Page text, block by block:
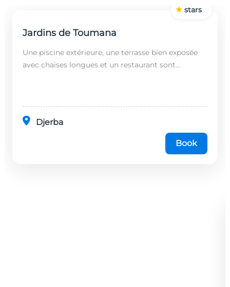
Jardins de Toumana
Une piscine extérieure, une terrasse bien exposée
avec chaises longues et un restaurant sont
Djerba
stars
Book